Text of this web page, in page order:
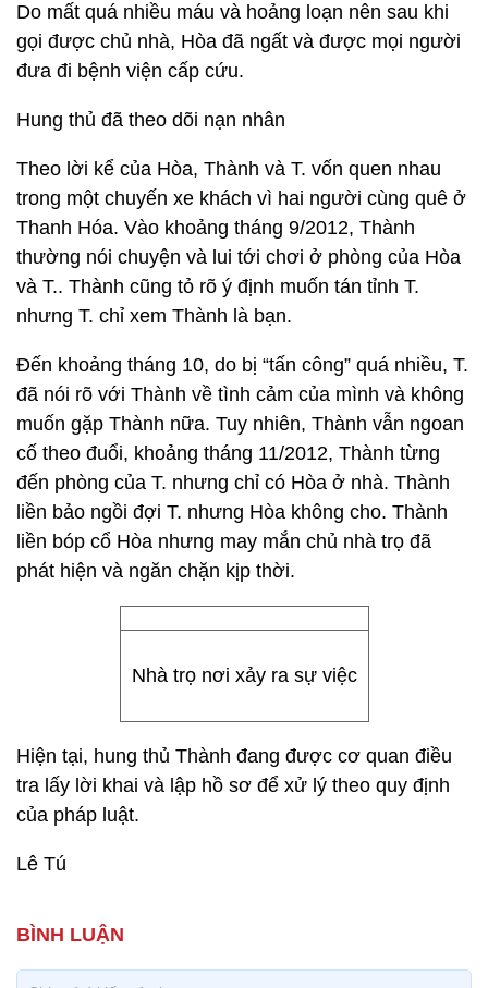
Do mất quá nhiều máu và hoảng loạn nên sau khi
gọi được chủ nhà, Hòa đã ngất và được mọi người
đưa đi bệnh viện cấp cứu.
Hung thủ đã theo dõi nạn nhân
Theo lời kể của Hòa, Thành và T. vốn quen nhau
trong một chuyến xe khách vì hai người cùng quê ở
Thanh Hóa. Vào khoảng tháng 9/2012, Thành
thường nói chuyện và lui tới chơi ở phòng của Hòa
và T.. Thành cũng tỏ rõ ý định muốn tán tỉnh T.
nhưng T. chỉ xem Thành là bạn.
Đến khoảng tháng 10, do bị “tấn công” quá nhiều, T.
đã nói rõ với Thành về tình cảm của mình và không
muốn gặp Thành nữa. Tuy nhiên, Thành vẫn ngoan
cố theo đuổi, khoảng tháng 11/2012, Thành từng
đến phòng của T. nhưng chỉ có Hòa ở nhà. Thành
liền bảo ngồi đợi T. nhưng Hòa không cho. Thành
liền bóp cổ Hòa nhưng may mắn chủ nhà trọ đã
phát hiện và ngăn chặn kịp thời.
Nhà trọ nơi xảy ra sự việc
Hiện tại, hung thủ Thành đang được cơ quan điều
tra lấy lời khai và lập hồ sơ để xử lý theo quy định
của pháp luật.
Lê Tú